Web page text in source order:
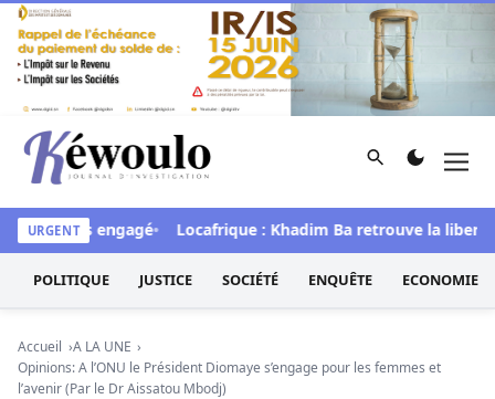
Aller au contenu
Kéwoulo, le premier site d'information et d'investigation
Rechercher
URGENTengagé Locafrique : Khadim Ba retrouve la liberté
POLITIQUE JUSTICE SOCIÉTÉ ENQUÊTE ECONOMIE
Accueil
A LA UNE
Opinions: A l’ONU le Président Diomaye s’engage pour les femmes et
l’avenir (Par le Dr Aissatou Mbodj)